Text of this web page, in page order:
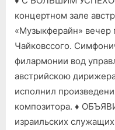
концертном зале
«Музыкферайн» вечер
Чайковссого.
филармонии вод
австрийскою
исполнил
композитора. ♦
израильских